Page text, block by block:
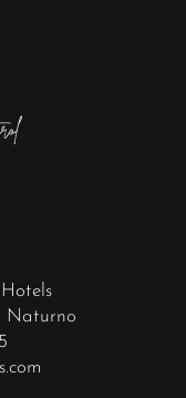
Naturno